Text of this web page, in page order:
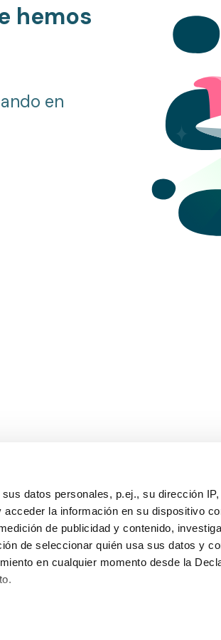
datos personales, p.ej., su dirección
la información en su dispositivo
de publicidad y contenido,
de seleccionar quién usa sus datos y
en cualquier momento desde la
hemos
en